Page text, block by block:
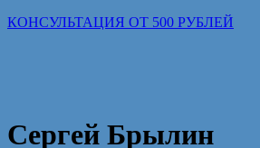
КОНСУЛЬТАЦИЯ ОТ 500 РУБЛЕЙ
Сергей Брылин